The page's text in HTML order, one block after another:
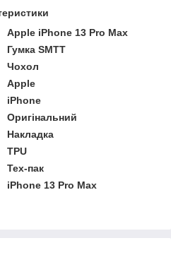
Apple iPhone 13 Pro Max
Гумка SMTT
Чохол
Apple
iPhone
Оригінальний
Накладка
TPU
Тех-пак
iPhone 13 Pro Max